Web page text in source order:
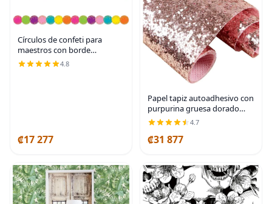
Círculos de confeti para
maestros con borde
troquelado 4.8
₡17 277
Papel tapiz autoadhesivo con
purpurina gruesa dorado
rosa, papel tapiz con
purpurina brillante para
pared (17.4 pulgadas x 16.4
4.7
₡31 877